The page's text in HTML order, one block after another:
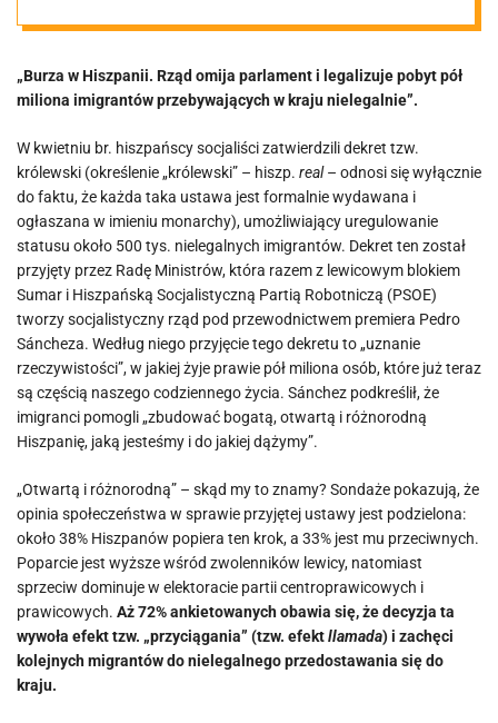
lewicowym
strukturom
władzy –
powiewają nie
tylko w Polsce!
„Burza w Hiszpanii. Rząd omija parlament i legalizuje pobyt pół
miliona imigrantów przebywających w kraju nielegalnie”.
W kwietniu br. hiszpańscy socjaliści zatwierdzili dekret tzw.
królewski (określenie „królewski” – hiszp. real– odnosi się wyłącznie
do faktu, że każda taka ustawa jest formalnie wydawana i
ogłaszana w imieniu monarchy), umożliwiający uregulowanie
statusu około 500 tys. nielegalnych imigrantów. Dekret ten został
przyjęty przez Radę Ministrów, która razem z lewicowym blokiem
Sumar i Hiszpańską Socjalistyczną Partią Robotniczą (PSOE)
tworzy socjalistyczny rząd pod przewodnictwem premiera Pedro
Sáncheza. Według niego przyjęcie tego dekretu to „uznanie
rzeczywistości”, w jakiej żyje prawie pół miliona osób, które już teraz
są częścią naszego codziennego życia. Sánchez podkreślił, że
imigranci pomogli „zbudować bogatą, otwartą i różnorodną
Hiszpanię, jaką jesteśmy i do jakiej dążymy”.
„Otwartą i różnorodną” – skąd my to znamy? Sondaże pokazują, że
opinia społeczeństwa w sprawie przyjętej ustawy jest podzielona:
około 38% Hiszpanów popiera ten krok, a 33% jest mu przeciwnych.
Poparcie jest wyższe wśród zwolenników lewicy, natomiast
sprzeciw dominuje w elektoracie partii centroprawicowych i
prawicowych. Aż 72% ankietowanych obawia się, że decyzja ta
wywoła efekt tzw. „przyciągania” (tzw. efektllamada) i zachęci
kolejnych migrantów do nielegalnego przedostawania się do
kraju.